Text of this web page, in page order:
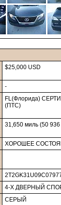
$25,000 USD
-
FL(Флорида)
(ПТС)
31,650 миль (50
ХОРОШЕЕ
4-Х ДВЕРНЫЙ
СЕРЫЙ